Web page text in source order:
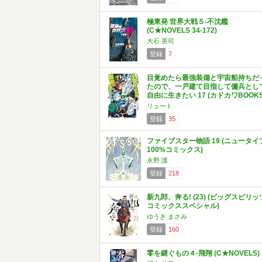
極東発 世界大戦５-不沈艦
(C★NOVELS 34-172)
大石 英司
登録
7
目覚めたら最強装備と宇宙船持ちだ
たので、一戸建て目指して傭兵とし
自由に生きたい 17 (カドカワ
リュート
登録
35
ファイブスター物語 19 (ニュータイ
100%コミックス)
永野 護
登録
218
新九郎、奔る! (23) (ビッグスピリッ
コミックススペシャル)
ゆうき まさみ
登録
160
零を継ぐもの４-飛翔 (C★NOVELS)